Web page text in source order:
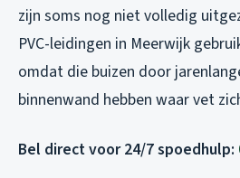
zijn soms nog niet volledig
PVC-leidingen in Meerwijk
omdat die buizen door
binnenwand hebben waar vet
Bel direct voor 24/7 spoedhulp: